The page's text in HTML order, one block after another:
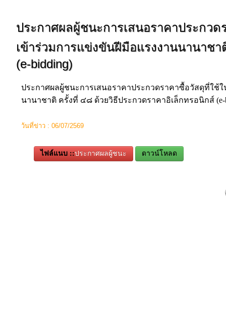
ประกาศผลผู้ชนะการเสนอราคาประกว
เข้าร่วมการแข่งขันฝีมือแรงงานนานาช
(e-bidding)
ประกาศผลผู้ชนะการเสนอราคาประกวดราคาซื้อวัสดุที่ใช้
นานาชาติ ครั้งที่ ๔๘ ด้วยวิธีประกวดราคาอิเล็กทรอนิกส์
ว้นที่ข่าว : 06/07/2569
ไฟล์แนบ ::ประกาศผลผู้ชนะ ดาวน์โหลด